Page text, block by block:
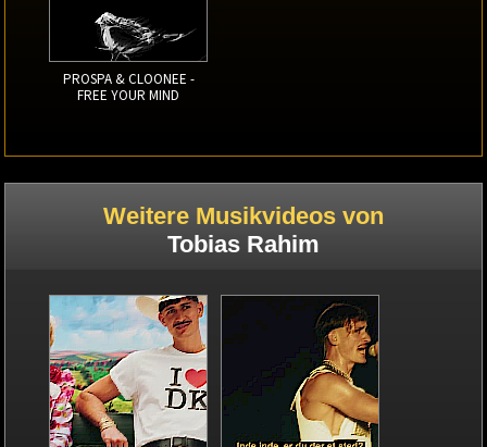
PROSPA & CLOONEE -
FREE YOUR MIND
Weitere Musikvideos von
Tobias Rahim